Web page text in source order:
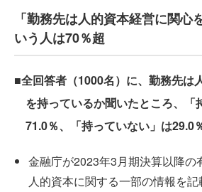
「勤務先は人的資本経営に関心
いう人は70％超
■全回答者（1000名）に、勤務先は
を持っているか聞いたところ、「
71.0％、「持っていない」は29.0
金融庁が2023年3月期決算以降の
人的資本に関する一部の情報を